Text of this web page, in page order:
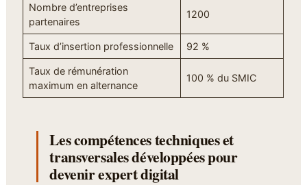
Nombre d’entreprises
partenaires
1200
Taux d’insertion professionnelle 92 %
Taux de rémunération
maximum en alternance
100 % du SMIC
Les compétences techniques et
transversales développées pour
devenir expert digital